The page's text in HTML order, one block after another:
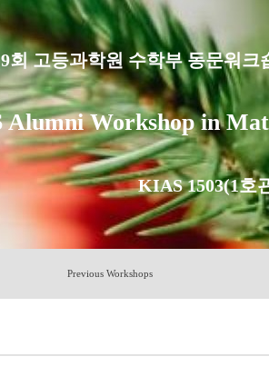
회 고등과학원 수학부 동문워크
Alumni Workshop in
KIAS 1503(1호관
Previous Workshops